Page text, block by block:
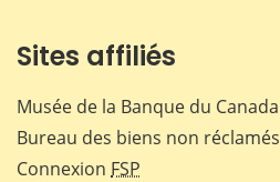
Sites affiliés
Musée de la Banque du Canada
Bureau des biens non réclamés
Connexion FSP